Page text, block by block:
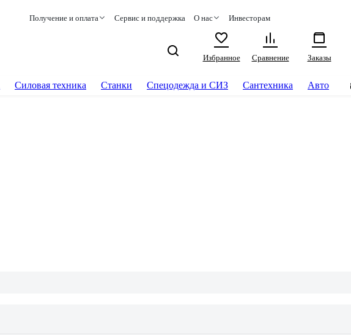
Получение и оплата Сервис и поддержка О нас Инвесторам
Избранное
Сравнение Заказы
Силовая техника Станки Спецодежда и СИЗ Сантехника Авто